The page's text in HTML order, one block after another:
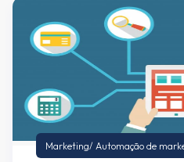
Marketing/ Automação de